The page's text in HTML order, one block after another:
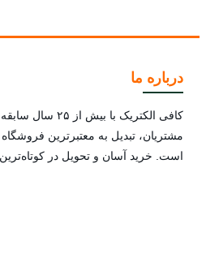
درباره ما
کافی الکتریک با
مشتریان، تبدیل به معتبرترین
است. خرید آسان و تحویل در